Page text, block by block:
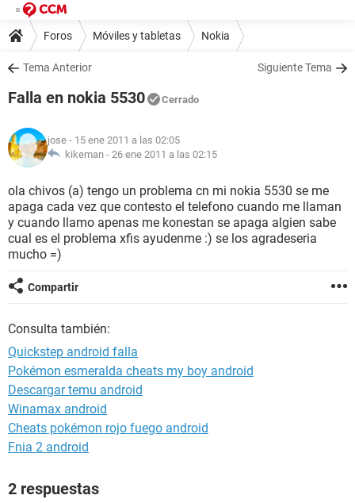
Foros Móviles y tabletas Nokia
Tema Anterior Siguiente Tema
Falla en nokia 5530 Cerrado
jose - 15 ene 2011 a las 02:05
kikeman - 26 ene 2011 a las 02:15
ola chivos (a) tengo un problema cn mi nokia 5530 se me
apaga cada vez que contesto el telefono cuando me llaman
y cuando llamo apenas me konestan se apaga algien sabe
cual es el problema xfis ayudenme :) se los agradeseria
mucho =)
Compartir
Consulta también:
Quickstep android falla
Pokémon esmeralda cheats my boy android
Descargar temu android
Winamax android
Cheats pokémon rojo fuego android
Fnia 2 android
2 respuestas